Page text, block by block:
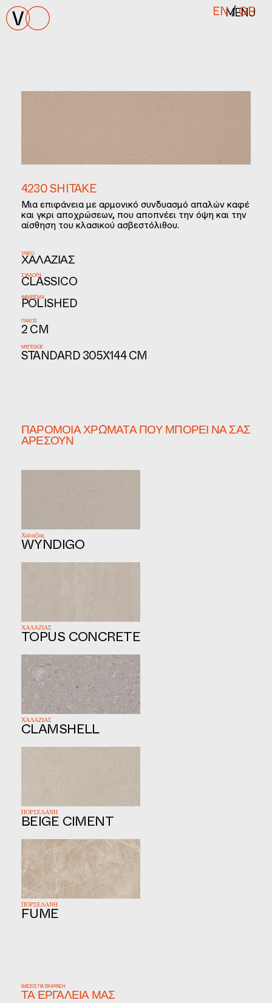
MENU
EN/GR
4230 SHITAKE
Μια επιφάνεια με αρμονικό συνδυασμό απαλών καφέ
και γκρι αποχρώσεων, που αποπνέει την όψη και την
αίσθηση του κλασικού ασβεστόλιθου.
ΥΛΙΚΌ
ΧΑΛΑΖΊΑΣ
ΣΥΛΛΟΓΉ
CLASSICO
ΦΙΝΊΡΙΣΜΑ
POLISHED
ΠΆΧΟΣ
2 CM
ΜΈΓΕΘΟΣ
STANDARD 305X144 CM
ΠΑΡΌΜΟΙΑ ΧΡΏΜΑΤΑ ΠΟΥ ΜΠΟΡΕΊ ΝΑ ΣΑΣ
ΑΡΈΣΟΥΝ
WYNDIGO
Χαλαζίας
TOPUS CONCRETE
ΧΑΛΑΖΙΑΣ
CLAMSHELL
ΧΑΛΑΖΙΑΣ
BEIGE CIMENT
ΠΟΡΣΕΛΑΝΗ
FUME
ΠΟΡΣΕΛΑΝΗ
ΒΆΣΕΙΣ ΓΙΑ ΈΚΦΡΑΣΗ
ΤΑ ΕΡΓΑΛΕΊΑ ΜΑΣ